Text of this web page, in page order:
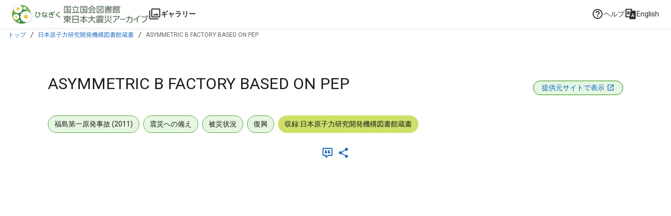
本文に飛ぶ
ギャラリー ヘルプ English
トップ 日本原子力研究開発機構図書館蔵書 ASYMMETRIC B FACTORY BASED ON PEP
ASYMMETRIC B FACTORY BASED ON PEP 提供元サイトで表示
福島第一原発事故 (2011) 震災への備え 被災状況 復興 収録:日本原子力研究開発機構図書館蔵書